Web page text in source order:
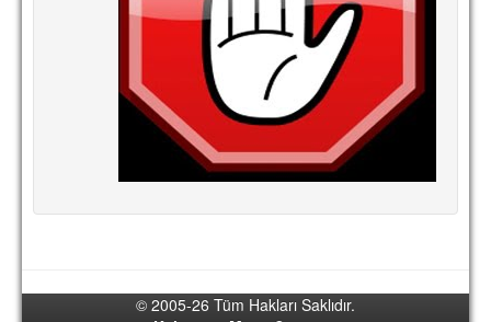
© 2005-26 Tüm Hakları Saklıdır.